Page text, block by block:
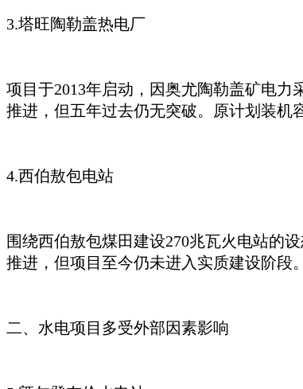
3.塔旺陶勒盖热电厂
项目于2013年启动，因奥尤陶勒盖矿电力
推进，但五年过去仍无突破。原计划装机
4.西伯敖包电站
围绕西伯敖包煤田建设270兆瓦火电站的
推进，但项目至今仍未进入实质建设阶段。
二、水电项目多受外部因素影响